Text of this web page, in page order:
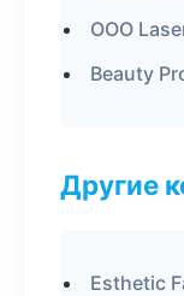
ООО
Beauty
Другие
Esthetic